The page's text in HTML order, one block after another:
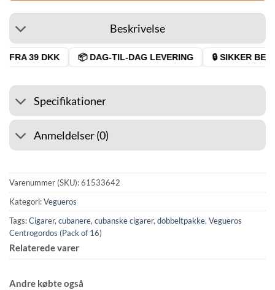
Beskrivelse
39 DKK 📦 DAG-TIL-DAG LEVERING 🔒 SIKKER
Specifikationer
Anmeldelser (0)
Varenummer (SKU):61533642
Kategori:Vegueros
Tags:Cigarer,cubanere,cubanske cigarer,dobbeltpakke,Vegueros
Centrogordos (Pack of 16)
Relaterede varer
Andre købte også